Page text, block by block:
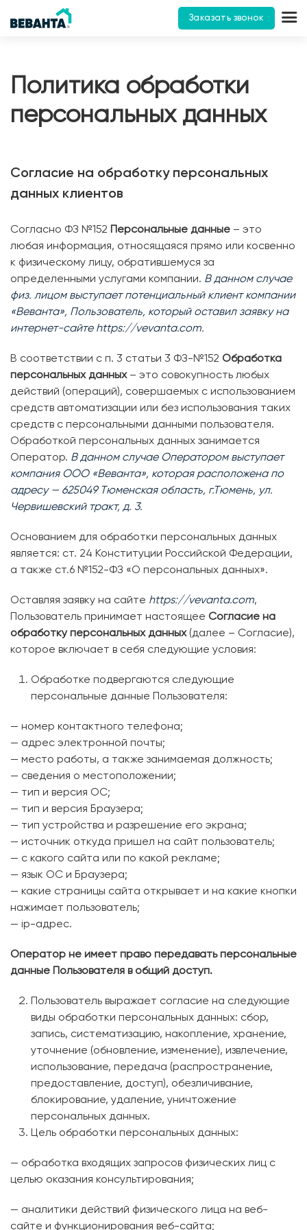
Заказать звонок
Политика обработки
персональных данных
Согласие на обработку персональных
данных клиентов
Согласно ФЗ №152 Персональные данные – это
любая информация, относящаяся прямо или косвенно
к физическому лицу, обратившемуся за
определенными услугами компании. В данном случае
физ. лицом выступает потенциальный клиент компании
«Веванта», Пользователь, который оставил заявку на
интернет-сайте https://vevanta.com.
В соответствии с п. 3 статьи 3 ФЗ-№152 Обработка
персональных данных– это совокупность любых
действий (операций), совершаемых с использованием
средств автоматизации или без использования таких
средств с персональными данными пользователя.
Обработкой персональных данных занимается
Оператор. В данном случае Оператором выступает
компания ООО «Веванта», которая расположена по
адресу — 625049 Тюменская область, г.Тюмень, ул.
Червишевский тракт, д. 3.
Основанием для обработки персональных данных
является: ст. 24 Конституции Российской Федерации,
а также ст.6 №152-ФЗ «О персональных данных».
Оставляя заявку на сайте https://vevanta.com,
Пользователь принимает настоящее Согласие на
обработку персональных данных (далее – Согласие),
которое включает в себя следующие условия:
Обработке подвергаются следующие
персональные данные Пользователя:
— номер контактного телефона;
— адрес электронной почты;
— место работы, а также занимаемая должность;
— сведения о местоположении;
— тип и версия ОС;
— тип и версия Браузера;
— тип устройства и разрешение его экрана;
— источник откуда пришел на сайт пользователь;
— с какого сайта или по какой рекламе;
— язык ОС и Браузера;
— какие страницы сайта открывает и на какие кнопки
нажимает пользователь;
— ip-адрес.
Оператор не имеет право передавать персональные
данные Пользователя в общий доступ.
Пользователь выражает согласие на следующие
виды обработки персональных данных: сбор,
запись, систематизацию, накопление, хранение,
уточнение (обновление, изменение), извлечение,
использование, передача (распространение,
предоставление, доступ), обезличивание,
блокирование, удаление, уничтожение
персональных данных.
Цель обработки персональных данных:
— обработка входящих запросов физических лиц с
целью оказания консультирования;
— аналитики действий физического лица на веб-
сайте и функционирования веб-сайта;